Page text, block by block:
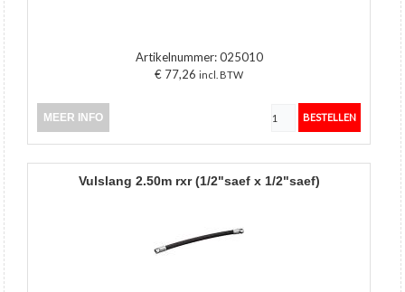
Artikelnummer:025010
€ 77,26 incl. BTW
MEER INFO
vulslang 2.50m rxr (1/2"saef x 1/2"saef)